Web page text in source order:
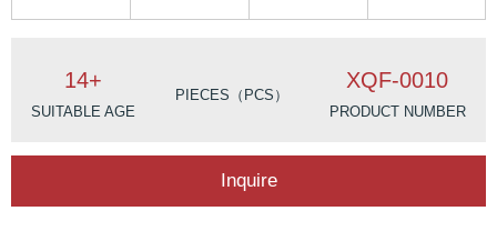
14+
SUITABLE AGE
PIECES（PCS）
XQF-0010
PRODUCT NUMBER
Inquire